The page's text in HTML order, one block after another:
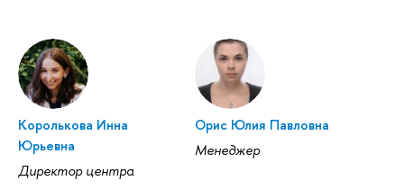
Королькова Инна
Юрьевна
Директор центра
Орис Юлия Павловна
Менеджер